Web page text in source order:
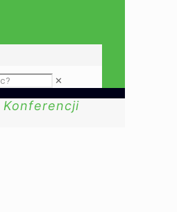
✕
Konferencji